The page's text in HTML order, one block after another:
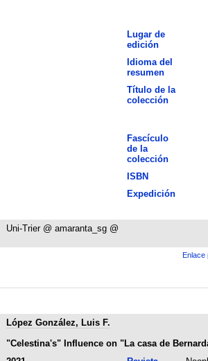
Lugar de
edición
Idioma del
resumen
Título de la
colección
Fascículo
de la
colección
ISBN
Expedición
Uni-Trier @ amaranta_sg @
Enlace
López González, Luis F.
"Celestina's" Influence on "La casa de